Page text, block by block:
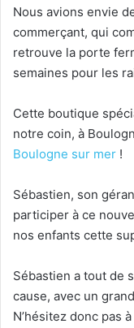
Nous avions envie
commerçant, qui
retrouve la porte
semaines pour les
Cette boutique
notre coin, à
Boulogne sur mer !
Sébastien, son
participer à ce
nos enfants cette
Sébastien a tout de
cause, avec un
N’hésitez donc pas